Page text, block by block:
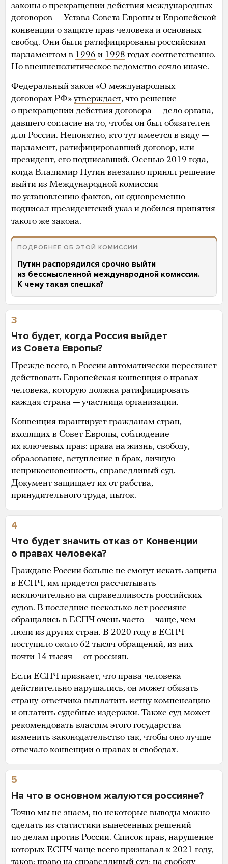
законы о прекращении действия международных
договоров — Устава Совета Европы и Европейской
конвенции о защите прав человека и основных
свобод. Они были ратифицированы российским
парламентом в 1996 и 1998 годах соответственно.
Но внешнеполитическое ведомство сочло иначе.
Федеральный закон «О международных
договорах РФ» утверждает, что решение
о прекращении действия договора — дело органа,
давшего согласие на то, чтобы он был обязателен
для России. Непонятно, кто тут имеется в виду —
парламент, ратифицировавший договор, или
президент, его подписавший. Осенью 2019 года,
когда Владимир Путин внезапно принял решение
выйти из Международной комиссии
по установлению фактов, он одновременно
подписал президентский указ и добился принятия
такого же закона.
ПОДРОБНЕЕ ОБ ЭТОЙ КОМИССИИ
Путин распорядился срочно выйти
из бессмысленной международной комиссии.
К чему такая спешка?
3
Что будет, когда Россия выйдет
из Совета Европы?
Прежде всего, в России автоматически перестанет
действовать Европейская конвенция о правах
человека, которую должна ратифицировать
каждая страна — участница организации.
Конвенция гарантирует гражданам стран,
входящих в Совет Европы, соблюдение
их ключевых прав: права на жизнь, свободу,
образование, вступление в брак, личную
неприкосновенность, справедливый суд.
Документ защищает их от рабства,
принудительного труда, пыток.
4
Что будет значить отказ от Конвенции
о правах человека?
Граждане России больше не смогут искать защиты
в ЕСПЧ, им придется рассчитывать
исключительно на справедливость российских
судов. В последние несколько лет россияне
обращались в ЕСПЧ очень часто — чаще, чем
люди из других стран. В 2020 году в ЕСПЧ
поступило около 62 тысяч обращений, из них
почти 14 тысяч — от россиян.
Если ЕСПЧ признает, что права человека
действительно нарушались, он может обязать
страну-ответчика выплатить истцу компенсацию
и оплатить судебные издержки. Также суд может
рекомендовать властям этого государства
изменить законодательство так, чтобы оно лучше
отвечало конвенции о правах и свободах.
5
На что в основном жалуются россияне?
Точно мы не знаем, но некоторые выводы можно
сделать из статистики вынесенных решений
по делам против России. Список прав, нарушение
которых ЕСПЧ чаще всего признавал к 2021 году,
таков: право на справедливый суд; на свободу